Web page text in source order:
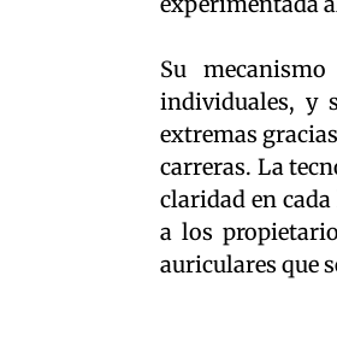
Su
individuales, y
extremas
carreras. La
claridad en
a los
auriculares que